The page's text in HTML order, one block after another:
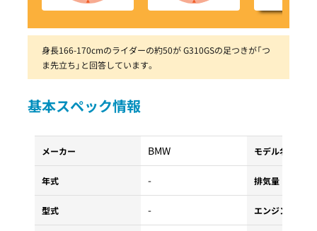
身長166-170cmのライダーの約50が G310GSの足つきが「つ
ま先立ち」と回答しています。
基本スペック情報
メーカー BMW モデル名
年式 - 排気量
型式 - エンジンタイプ